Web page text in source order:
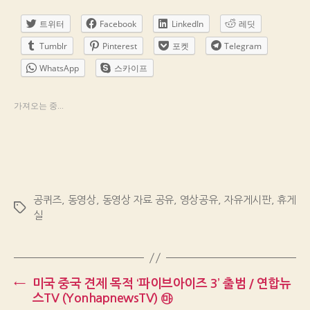
트위터 Facebook LinkedIn
레딧
Tumblr
Pinterest 포켓
Telegram
WhatsApp
스카이프
가져오는 중...
Tags
공퀴즈 동영상 동영상 자료 공유 영상공유, 자유게시판, 휴게
실
←
미국 중국 견제 목적 ‘파이브아이즈 3’ 출범 / 연합뉴
스TV (YonhapnewsTV) ㉲